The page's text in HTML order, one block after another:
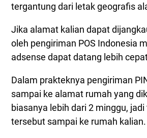
tergantung dari letak geografis
Jika alamat kalian dapat
oleh pengiriman POS Indonesia
adsense dapat datang lebih
Dalam prakteknya pengiriman
sampai ke alamat rumah yang
biasanya lebih dari 2 minggu,
tersebut sampai ke rumah kalian.